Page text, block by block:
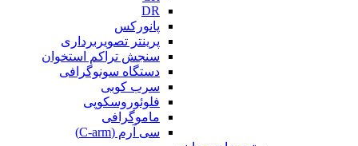
DR
پانورکس
پرینتر تصویربرداری
سنجش تراکم استخوان
دستگاه سونوگرافی
سرب کوبی
فلوئوروسکوپی
ماموگرافی
سی آرم (C-arm)